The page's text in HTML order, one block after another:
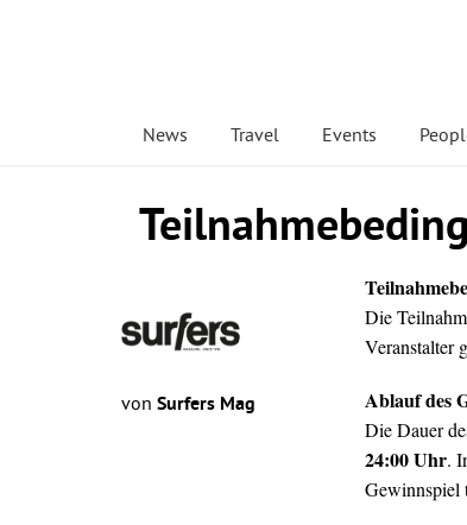
News Travel Events
von Surfers Mag
Die
Veranstalter
Ablauf des
Die Dauer
24:00 Uhr.
Gewinnspiel